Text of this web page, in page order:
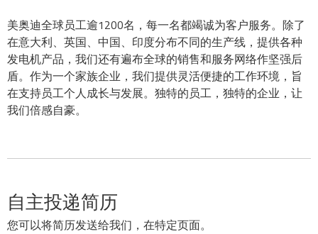
美奥迪全球员工逾1200名，每一名都竭诚为客户服务。除了
在意大利、英国、中国、印度分布不同的生产线，提供各种
发电机产品，我们还有遍布全球的销售和服务网络作坚强后
盾。作为一个家族企业，我们提供灵活便捷的工作环境，旨
在支持员工个人成长与发展。独特的员工，独特的企业，让
我们倍感自豪。
自主投递简历
您可以将简历发送给我们，在特定页面。